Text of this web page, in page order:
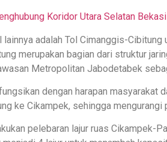
Koridor Utara Selatan Bekasi
adalah Tol Cimanggis-
merupakan bagian dari struktur
Metropolitan Jabodetabek
dengan harapan masyarakat
ke Cikampek, sehingga mengurangi
pelebaran lajur ruas Cikampek-